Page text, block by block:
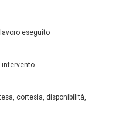
eseguito
intervento
cortesia, disponibilità,